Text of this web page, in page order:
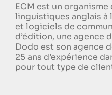
ECM est un
linguistiques anglais à
et logiciels de
d’édition, une agence
Dodo est son agence
25 ans d’expérience
pour tout type de